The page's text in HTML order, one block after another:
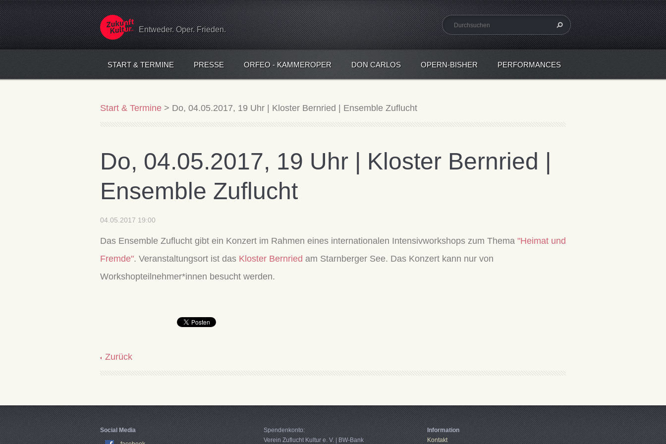
Entweder. Oper. Frieden.
START & TERMINE PRESSE ORFEO - KAMMEROPER DON CARLOS OPERN-BISHER PERFORMANCES
Start & Termine > Do, 04.05.2017, 19 Uhr | Kloster Bernried | Ensemble Zuflucht
Do, 04.05.2017, 19 Uhr | Kloster Bernried |
Ensemble Zuflucht
04.05.2017 19:00
Das Ensemble Zuflucht gibt ein Konzert im Rahmen eines internationalen Intensivworkshops zum Thema "Heimat und
Fremde". Veranstaltungsort ist das Kloster Bernried am Starnberger See. Das Konzert kann nur von
Workshopteilnehmer*innen besucht werden.
Zurück
Social Media
Spendenkonto:
Verein Zuflucht Kultur e. V. | BW-Bank
Information
Kontakt